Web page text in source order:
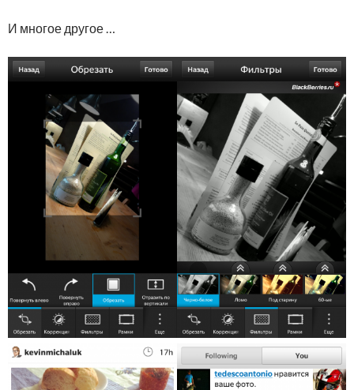
И многое другое …